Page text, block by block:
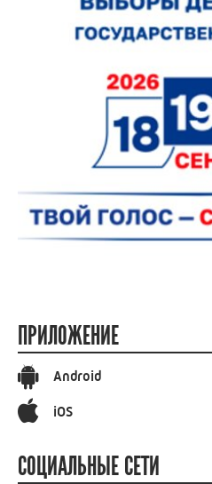
ПРИЛОЖЕНИЕ
Android
iOS
СОЦИАЛЬНЫЕ СЕТИ